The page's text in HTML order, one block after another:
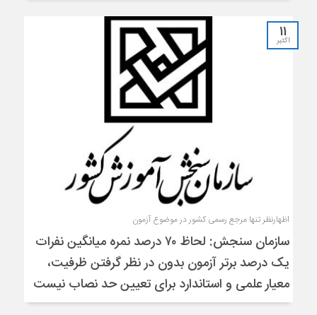
11
اکتبر
اظهارنظر تنها مرجع رسمی کشور در موضوع آزمون
سازمان سنجش: لحاظ ۷۰ درصد نمره میانگین نفرات
یک درصد برتر آزمون بدون در نظر گرفتن ظرفیت،
معیار علمی و استاندارد برای تعیین حد نصاب نیست